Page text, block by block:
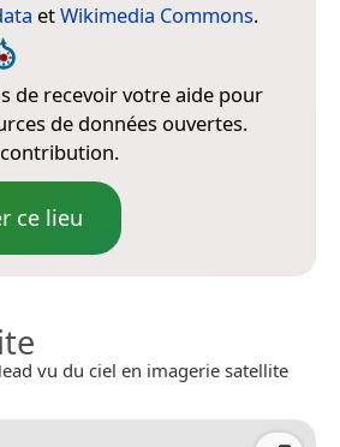
etWikimedia Commons.
de recevoir votre aide pour
de données ouvertes.
ce lieu
vu du ciel en imagerie satellite